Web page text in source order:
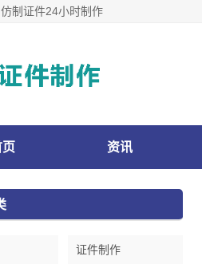
制证件24小时制作
资讯
证件制作